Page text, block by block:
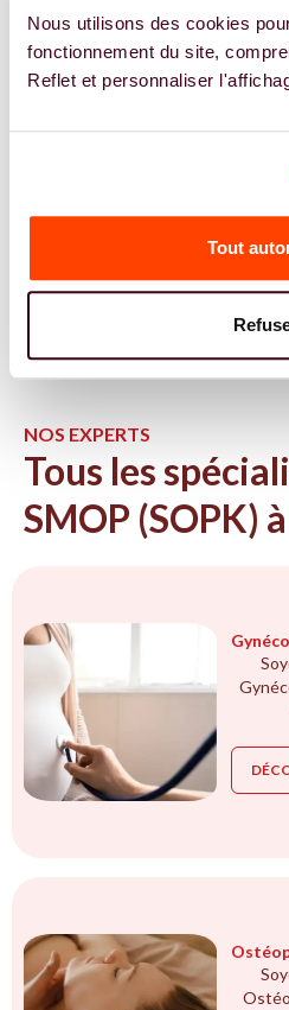
Nous utilisons des cookies
fonctionnement du site,
Reflet et personnaliser
Tout
NOS EXPERTS
Tous les
SMOP (SOPK)